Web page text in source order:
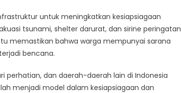
untuk meningkatkan kesiapsiagaan
tsunami, shelter darurat, dan sirine peringatan
memastikan bahwa warga mempunyai sarana
bencana.
perhatian, dan daerah-daerah lain di Indonesia
menjadi model dalam kesiapsiagaan dan